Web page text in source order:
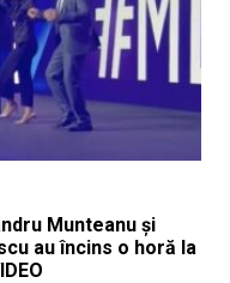
Munteanu și
au încins o horă la